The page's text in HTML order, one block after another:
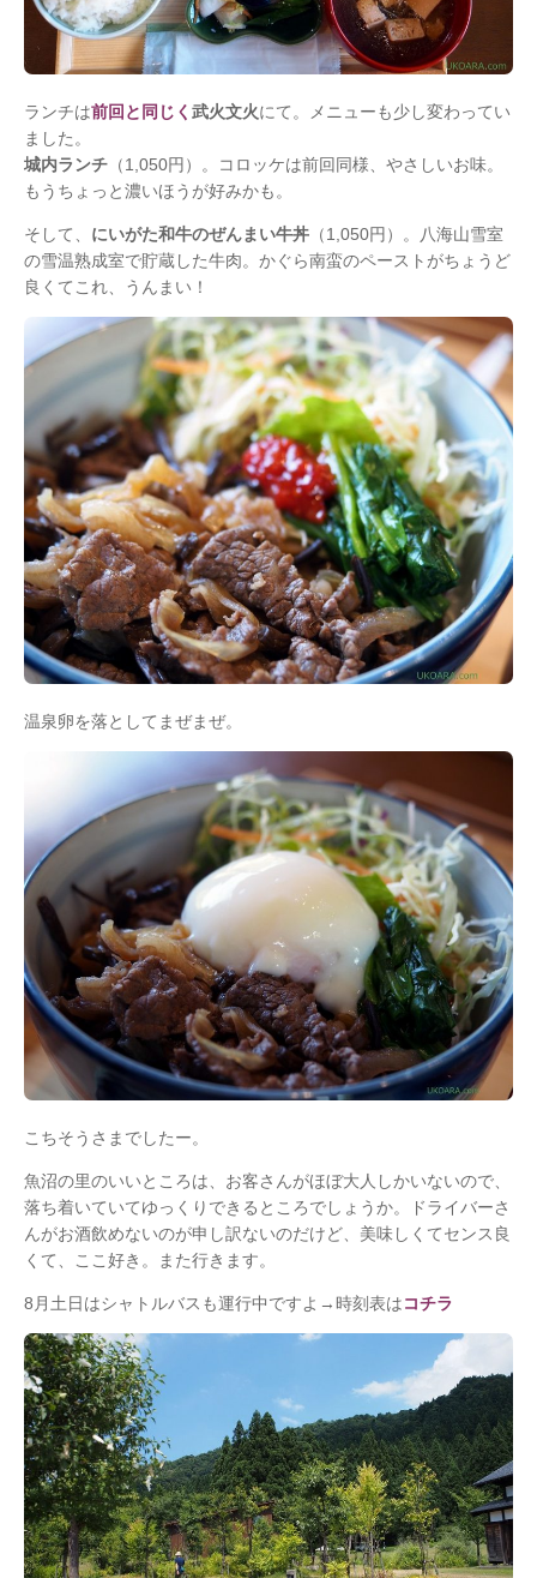
ランチは前回と同じく 武火文火にて。メニューも少し変わってい
ました。
城内ランチ （1,050円）。コロッケは前回同様、やさしいお味。
もうちょっと濃いほうが好みかも。
そして、 にいがた和牛のぜんまい牛丼 （1,050円）。八海山雪室
の雪温熟成室で貯蔵した牛肉。かぐら南蛮のペーストがちょうど
良くてこれ、うんまい！
温泉卵を落としてまぜまぜ。
こちそうさまでしたー。
魚沼の里のいいところは、お客さんがほぼ大人しかいないので、
落ち着いていてゆっくりできるところでしょうか。ドライバーさ
んがお酒飲めないのが申し訳ないのだけど、美味しくてセンス良
くて、ここ好き。また行きます。
8月土日はシャトルバスも運行中ですよ→時刻表はコチラ